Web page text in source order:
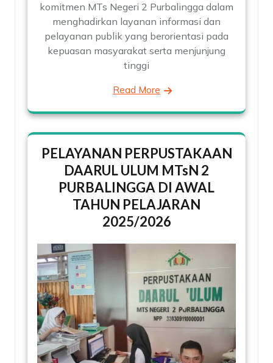
komitmen MTs Negeri 2 Purbalingga dalam
menghadirkan layanan informasi dan
pelayanan publik yang berorientasi pada
kepuasan masyarakat serta menjunjung
tinggi
Read More
PELAYANAN PERPUSTAKAAN
DAARUL ULUM MTsN 2
PURBALINGGA DI AWAL
TAHUN PELAJARAN
2025/2026